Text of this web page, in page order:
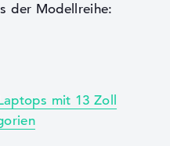
der Modellreihe:
mit 13 Zoll